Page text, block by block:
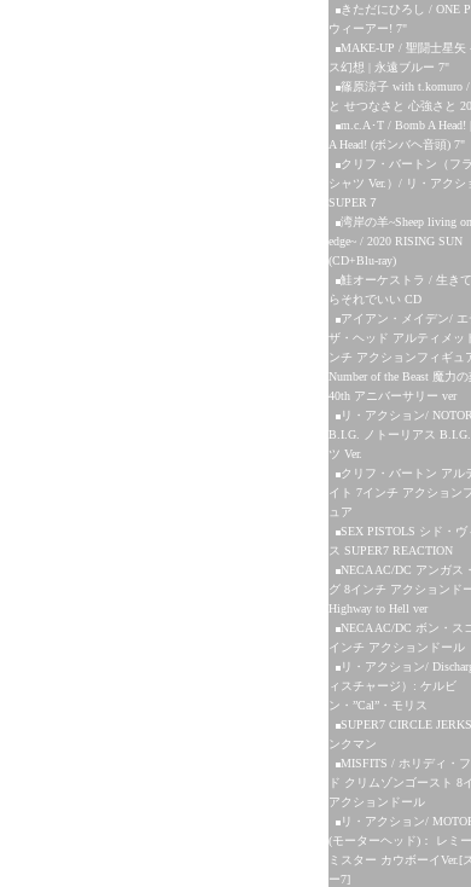
きただにひろし / ONE
ウィーアー! 7"
MAKE-UP / 聖闘士星矢
ス幻想 | 永遠ブルー 7"
篠原涼子 with t.komuro /
と せつなさと 心強さと
m.c.A･T / Bomb A Head!
A Head! (ボンバヘ音頭) 7"
クリフ・バートン（フ
シャツ Ver.）/ リ・アク
SUPER７
湾岸の羊~Sheep living
edge~ / 2020 RISING SUN
(CD+Blu-ray)
鮭オーケストラ / 生き
らそれでいい CD
アイアン・メイデン/ エ
ザ・ヘッド アルティメッ
ンチ アクションフィギュ
Number of the Beast 魔力
40th アニバーサリー ver
リ・アクション/
B.I.G. ノトーリアス
ツ Ver.
クリフ・バートン アル
イト 7インチ アクション
ュア
SEX PISTOLS シド・ヴ
ス SUPER7 REACTION
NECA AC/DC アンガス
グ 8インチ アクションド
Highway to Hell ver
NECA AC/DC ボン・ス
インチ アクションドール
リ・アクション/
ィスチャージ）: ケルビ
ン・”Cal”・モリス
SUPER7 CIRCLE
ンクマン
MISFITS / ホリディ・
ド クリムゾンゴースト 8
アクションドール
リ・アクション/
(モーターヘッド)： レミ
ミスター カウボーイVer.[
ー7]